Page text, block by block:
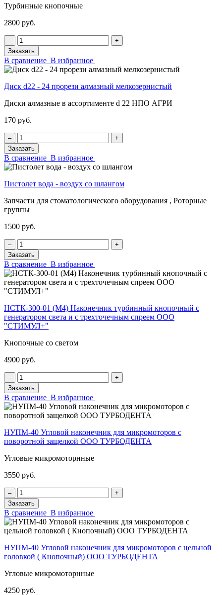
Турбинные кнопочные
2800 руб.
‒
+
Заказать
В сравнение В избранное
Диск d22 - 24 прорези алмазный мелкозернистый
Диски алмазные в ассортименте d 22 НПО АГРИ
170 руб.
‒
+
Заказать
В сравнение В избранное
Пистолет вода - воздух со шлангом
Запчасти для стоматологического оборудования , Роторные
группы
1500 руб.
‒
+
Заказать
В сравнение В избранное
НСТК-300-01 (М4) Наконечник турбинный кнопочный с
генератором света и с трехточечным спреем ООО
"СТИМУЛ+"
Кнопочные со светом
4900 руб.
‒
+
Заказать
В сравнение В избранное
НУПМ-40 Угловой наконечник для микромоторов с
поворотной защелкой ООО ТУРБОДЕНТА
Угловые микромоторнные
3550 руб.
‒
+
Заказать
В сравнение В избранное
НУПМ-40 Угловой наконечник для микромоторов с цельной
головкой ( Кнопочный) ООО ТУРБОДЕНТА
Угловые микромоторнные
4250 руб.